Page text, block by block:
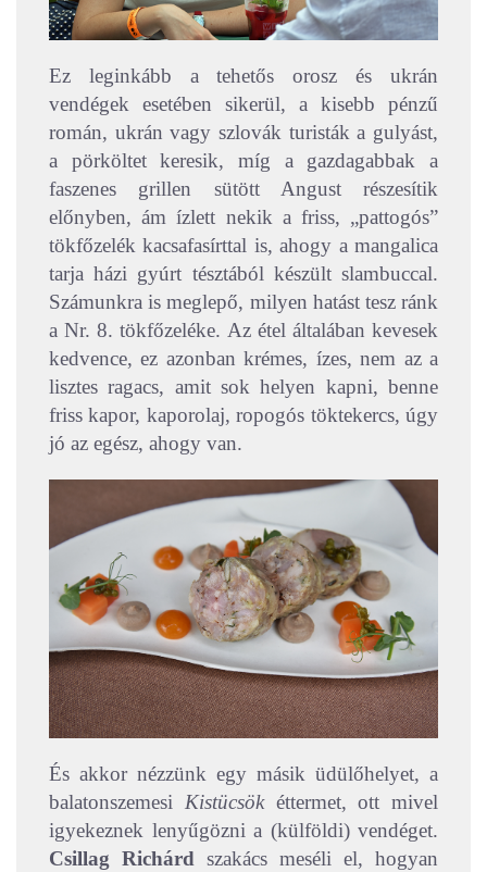
Ez leginkább a tehetős orosz és ukrán
vendégek esetében sikerül, a kisebb pénzű
román, ukrán vagy szlovák turisták a gulyást,
a pörköltet keresik, míg a gazdagabbak a
faszenes grillen sütött Angust részesítik
előnyben, ám ízlett nekik a friss, „pattogós”
tökfőzelék kacsafasírttal is, ahogy a mangalica
tarja házi gyúrt tésztából készült slambuccal.
Számunkra is meglepő, milyen hatást tesz ránk
a Nr. 8. tökfőzeléke. Az étel általában kevesek
kedvence, ez azonban krémes, ízes, nem az a
lisztes ragacs, amit sok helyen kapni, benne
friss kapor, kaporolaj, ropogós töktekercs, úgy
jó az egész, ahogy van.
És akkor nézzünk egy másik üdülőhelyet, a
balatonszemesi Kistücsökéttermet, ott mivel
igyekeznek lenyűgözni a (külföldi) vendéget.
Csillag Richárd szakács meséli el, hogyan